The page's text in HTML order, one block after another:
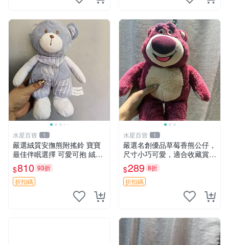
水星百貨 1
嚴選絨質安撫熊附搖鈴 寶寶
最佳伴眠選擇 可愛可抱 絨毛
玩具 安撫熊 嬰兒用
$810 93折
折扣碼
水星百貨 1
嚴選名創優品草莓香熊公仔，
尺寸小巧可愛，適合收藏賞玩
30cm 玩具 公仔 草莓熊
$289 8折
折扣碼